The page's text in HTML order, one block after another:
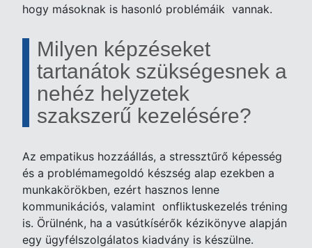
hogy másoknak is hasonló problémáik vannak.
Milyen képzéseket
tartanátok szükségesnek a
nehéz helyzetek
szakszerű kezelésére?
Az empatikus hozzáállás, a stressztűrő képesség
és a problémamegoldó készség alap ezekben a
munkakörökben, ezért hasznos lenne
kommunikációs, valamint onfliktuskezelés tréning
is. Örülnénk, ha a vasútkísérők kézikönyve alapján
egy ügyfélszolgálatos kiadvány is készülne.